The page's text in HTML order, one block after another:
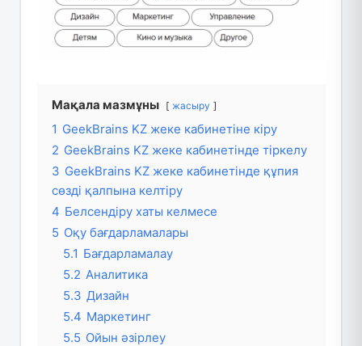
Мақала мазмұны жасыру
1 GeekBrains KZ жеке кабинетіне кіру
2 GeekBrains KZ жеке кабинетінде тіркелу
3 GeekBrains KZ жеке кабинетінде құпия
сөзді қалпына келтіру
4 Белсендіру хаты келмесе
5 Оқу бағдарламалары
5.1 Бағдарламалау
5.2 Аналитика
5.3 Дизайн
5.4 Маркетинг
5.5 Ойын әзірлеу